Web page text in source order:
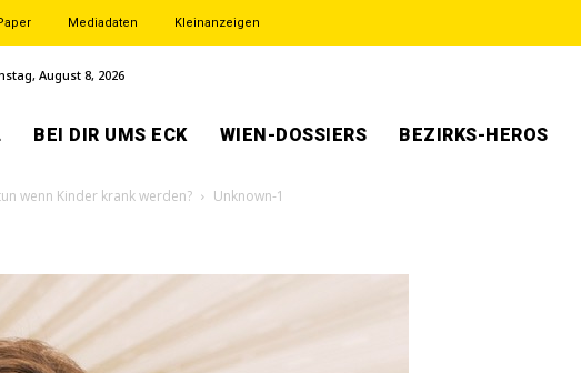
Mediadaten Kleinanzeigen
August 8, 2026
BEI DIR UMS ECK WIEN-DOSSIERS BEZIRKS-HEROS
wenn Kinder krank werden? Unknown-1